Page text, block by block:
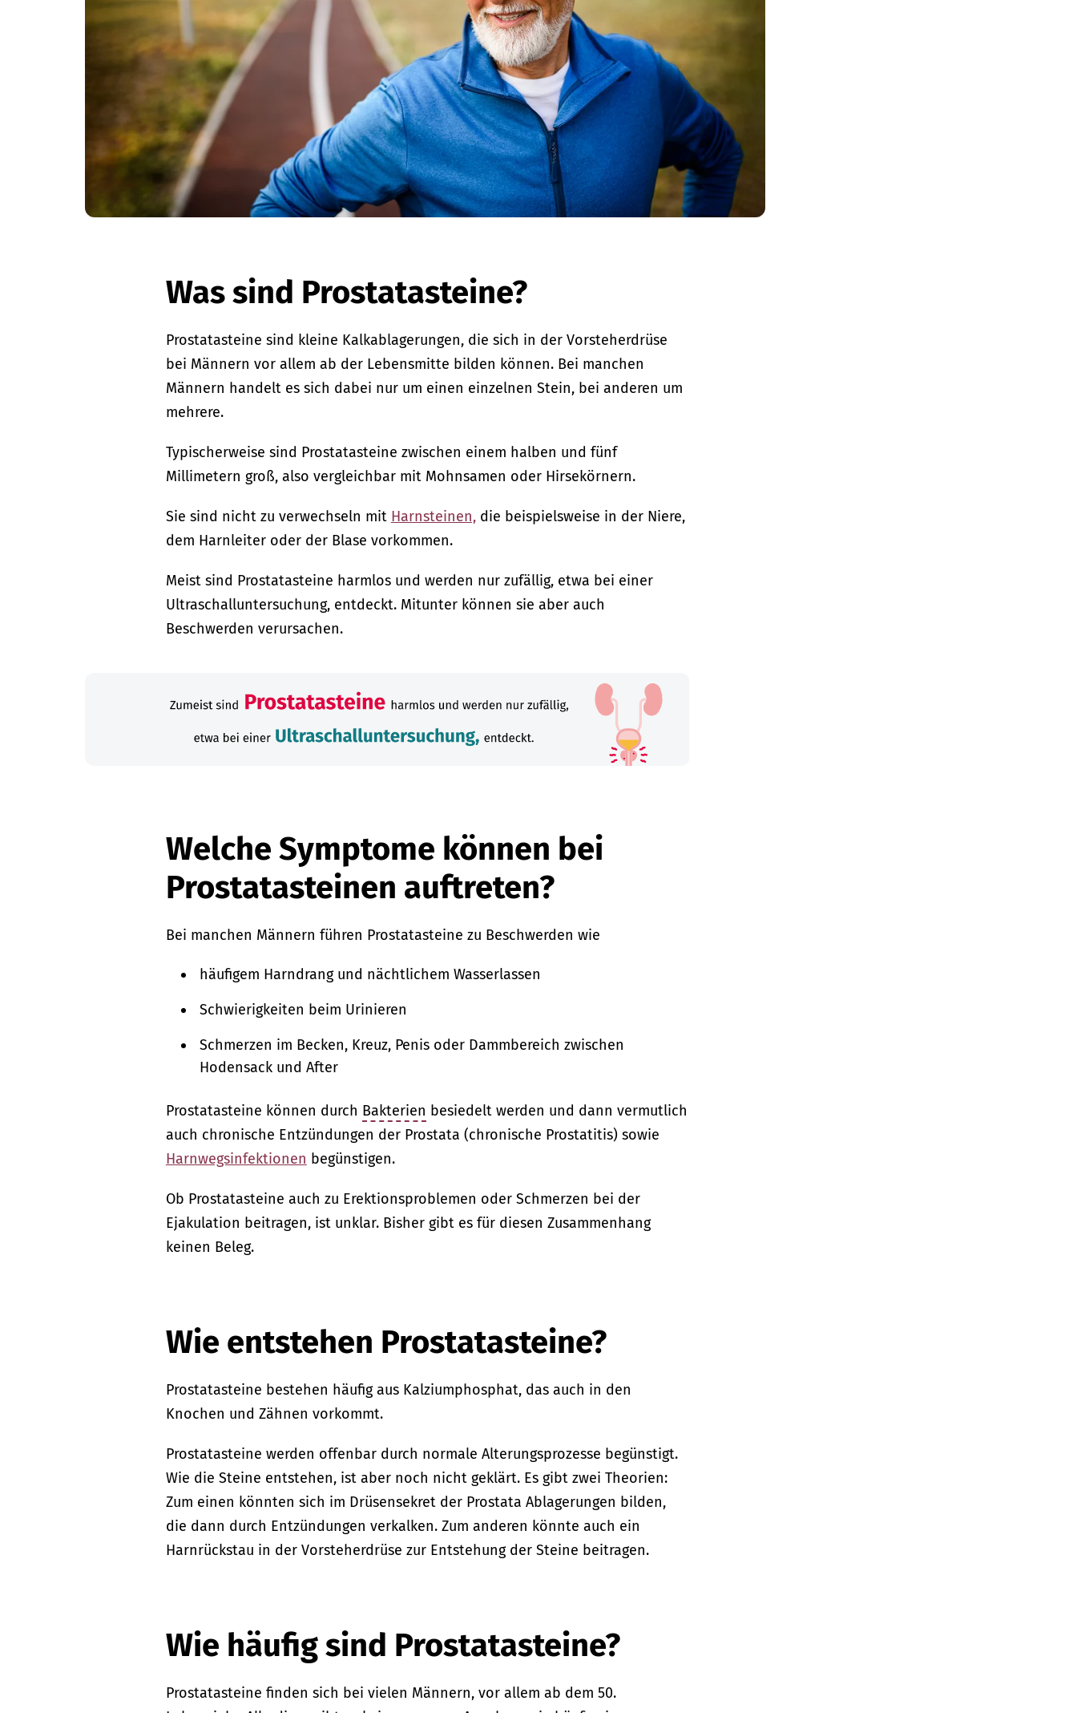
Was sind Prostatasteine?
Prostatasteine sind kleine Kalkablagerungen, die sich in der Vorsteherdrüse
bei Männern vor allem ab der Lebensmitte bilden können. Bei manchen
Männern handelt es sich dabei nur um einen einzelnen Stein, bei anderen um
mehrere.
Typischerweise sind Prostatasteine zwischen einem halben und fünf
Millimetern groß, also vergleichbar mit Mohnsamen oder Hirsekörnern.
Sie sind nicht zu verwechseln mit Harnsteinen,die beispielsweise in der Niere,
dem Harnleiter oder der Blase vorkommen.
Meist sind Prostatasteine harmlos und werden nur zufällig, etwa bei einer
Ultraschalluntersuchung, entdeckt. Mitunter können sie aber auch
Beschwerden verursachen.
Welche Symptome können bei
Prostatasteinen auftreten?
Bei manchen Männern führen Prostatasteine zu Beschwerden wie
häufigem Harndrang und nächtlichem Wasserlassen
Schwierigkeiten beim Urinieren
Schmerzen im Becken, Kreuz, Penis oder Dammbereich zwischen
Hodensack und After
Prostatasteine können durch Bakterien besiedelt werden und dann vermutlich
auch chronische Entzündungen der Prostata (chronische Prostatitis) sowie
Harnwegsinfektionen begünstigen.
Ob Prostatasteine auch zu Erektionsproblemen oder Schmerzen bei der
Ejakulation beitragen, ist unklar. Bisher gibt es für diesen Zusammenhang
keinen Beleg.
Wie entstehen Prostatasteine?
Prostatasteine bestehen häufig aus Kalziumphosphat, das auch in den
Knochen und Zähnen vorkommt.
Prostatasteine werden offenbar durch normale Alterungsprozesse begünstigt.
Wie die Steine entstehen, ist aber noch nicht geklärt. Es gibt zwei Theorien:
Zum einen könnten sich im Drüsensekret der Prostata Ablagerungen bilden,
die dann durch Entzündungen verkalken. Zum anderen könnte auch ein
Harnrückstau in der Vorsteherdrüse zur Entstehung der Steine beitragen.
Wie häufig sind Prostatasteine?
Prostatasteine finden sich bei vielen Männern, vor allem ab dem 50.